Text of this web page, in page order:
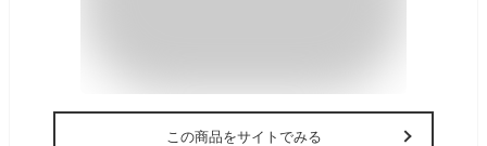
この商品をサイトでみる